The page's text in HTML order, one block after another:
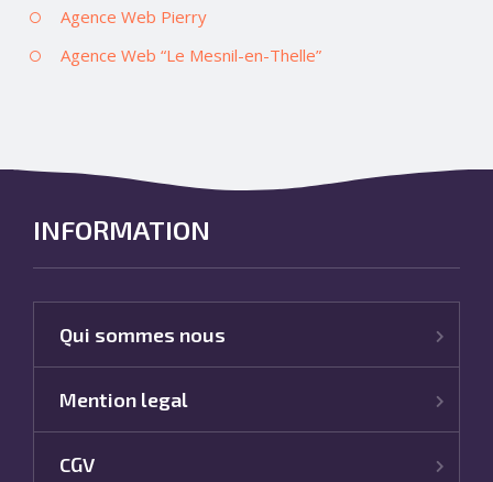
Agence Web Pierry
Agence Web “Le Mesnil-en-Thelle”
INFORMATION
Qui sommes nous
Mention legal
CGV